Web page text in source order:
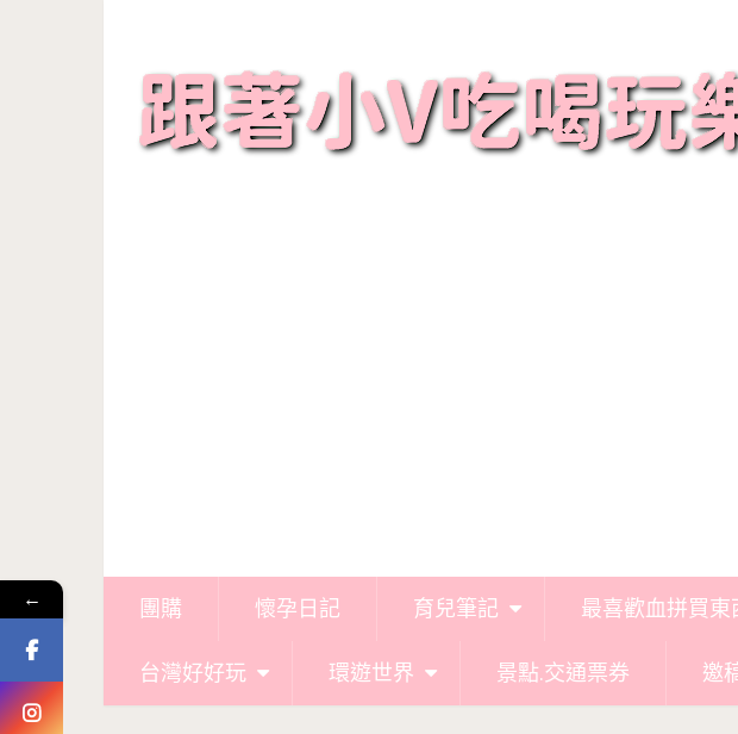
團購 懷孕日記 育兒筆記 最喜歡血拼買東
台灣好好玩 環遊世界 景點.交通票券 邀
←